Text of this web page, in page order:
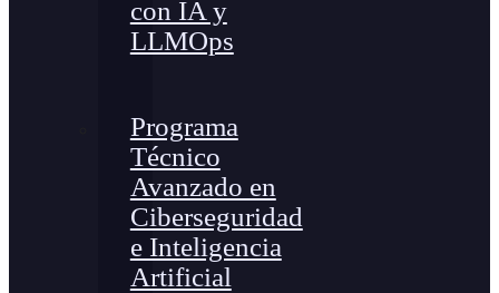
con IA y
LLMOps
Programa
Técnico
Avanzado en
Ciberseguridad
e Inteligencia
Artificial